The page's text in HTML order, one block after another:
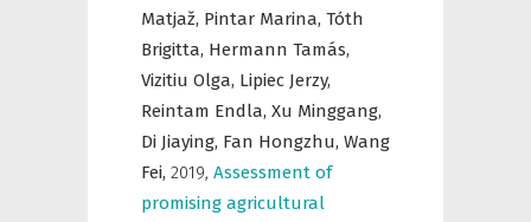
Matjaž, Pintar Marina, Tóth
Brigitta, Hermann Tamás,
Vizitiu Olga, Lipiec Jerzy,
Reintam Endla, Xu Minggang,
Di Jiaying, Fan Hongzhu, Wang
Fei, 2019, Assessment of
promising agricultural